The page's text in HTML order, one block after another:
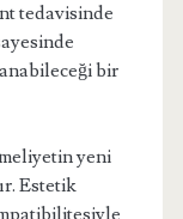
tedavisinde
bir
yeni
Estetik